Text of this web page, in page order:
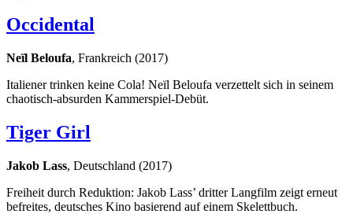
Occidental
Neïl Beloufa, Frankreich (2017)
Italiener trinken keine Cola! Neïl Beloufa verzettelt sich in seinem
chaotisch-absurden Kammerspiel-Debüt.
Tiger Girl
Jakob Lass, Deutschland (2017)
Freiheit durch Reduktion: Jakob Lass’ dritter Langfilm zeigt erneut
befreites, deutsches Kino basierend auf einem Skelettbuch.